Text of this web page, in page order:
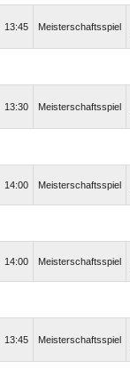
13:45 Meisterschaftsspiel
13:30 Meisterschaftsspiel
14:00 Meisterschaftsspiel
14:00 Meisterschaftsspiel
13:45 Meisterschaftsspiel